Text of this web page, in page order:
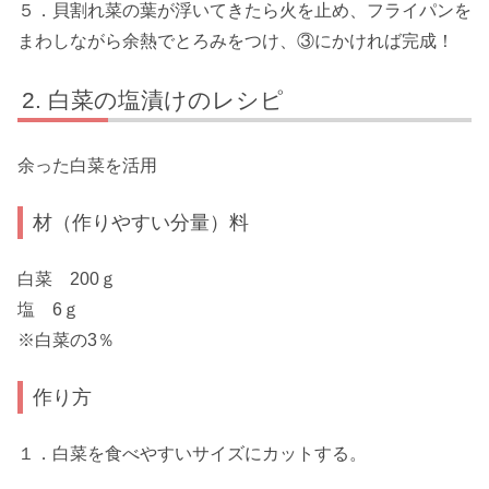
５．貝割れ菜の葉が浮いてきたら火を止め、フライパンを
まわしながら余熱でとろみをつけ、③にかければ完成！
白菜の塩漬けのレシピ
余った白菜を活用
材（作りやすい分量）料
白菜 200ｇ
塩 6ｇ
※白菜の3％
作り方
１．白菜を食べやすいサイズにカットする。